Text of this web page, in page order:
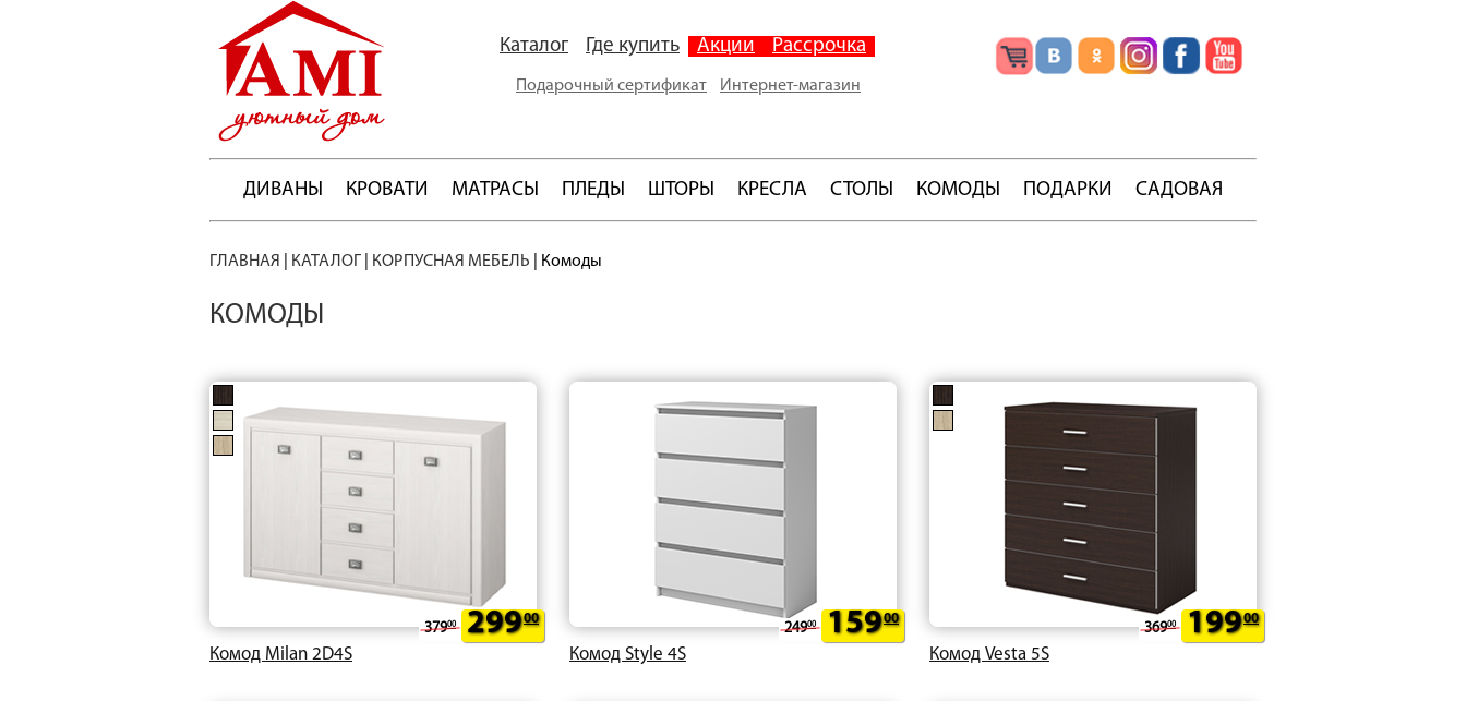
Каталог Где купить Акции Рассрочка
Подарочный сертификат Интернет-магазин
ДИВАНЫ КРОВАТИ МАТРАСЫ ПЛЕДЫ ШТОРЫ КРЕСЛА СТОЛЫ КОМОДЫ ПОДАРКИ САДОВАЯ
ГЛАВНАЯ КАТАЛОГ КОРПУСНАЯ МЕБЕЛЬ Комоды
КОМОДЫ
Комод Milan 2D4S
37900 29900
Комод Style 4S
24900 15900
Комод Vesta 5S
36900 19900